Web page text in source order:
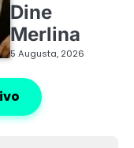
Dine
Merlina
5 Augusta, 2026